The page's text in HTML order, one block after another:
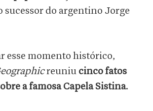
sucessor do argentino Jorge
esse momento histórico,
reuniu cinco fatos
a famosa Capela Sistina.